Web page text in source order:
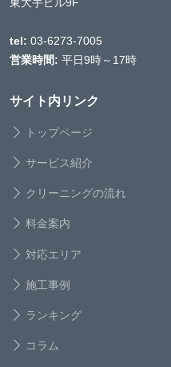
東大手ビル9F
tel: 03-6273-7005
営業時間: 平日9時～17時
サイト内リンク
トップページ
サービス紹介
クリーニングの流れ
料金案内
対応エリア
施工事例
ランキング
コラム